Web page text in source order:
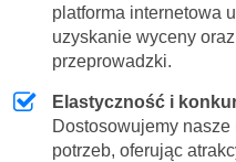
platforma internetowa
uzyskanie wyceny
przeprowadzki.
Elastyczność i
Dostosowujemy nasze
potrzeb, oferując